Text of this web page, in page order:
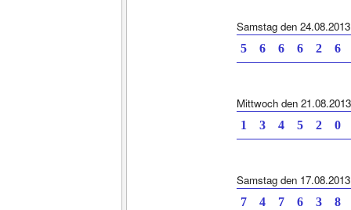
Samstag den 24.08.2013
5 6 6 6 2 6
Mittwoch den 21.08.2013
1 3 4 5 2 0
Samstag den 17.08.2013
7 4 7 6 3 8